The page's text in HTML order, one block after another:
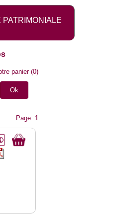
panier(0)
Page: 1